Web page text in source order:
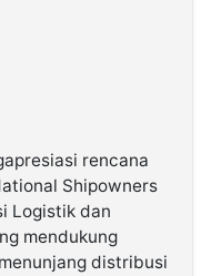
rencana
Shipowners
Logistik dan
mendukung
distribusi